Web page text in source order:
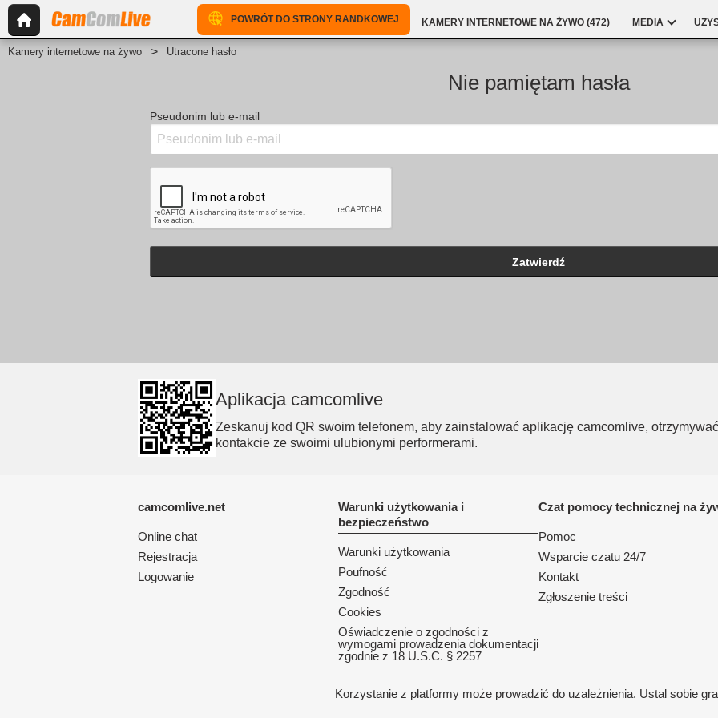
POWRÓT DO STRONY RANDKOWEJ KAMERY INTERNETOWE NA ŻYWO (472) MEDIA
Kamery internetowe na żywo Utracone hasło
Nie pamiętam hasła
Pseudonim lub e-mail
Zatwierdź
Aplikacja camcomlive
Zeskanuj kod QR swoim telefonem, aby zainstalować aplikację camcomlive,
kontakcie ze swoimi ulubionymi performerami.
camcomlive.net
Online chat
Rejestracja
Logowanie
Warunki użytkowania i
bezpieczeństwo
Warunki użytkowania
Poufność
Zgodność
Cookies
Oświadczenie o zgodności z
wymogami prowadzenia dokumentacji
zgodnie z 18 U.S.C. § 2257
Czat pomocy technicznej na
Pomoc
Wsparcie czatu 24/7
Kontakt
Zgłoszenie treści
Korzystanie z platformy może prowadzić do uzależnienia. Ustal sobie